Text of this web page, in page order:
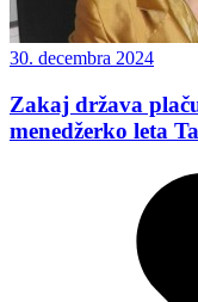
30. decembra 2024
Zakaj država
menedžerko leta